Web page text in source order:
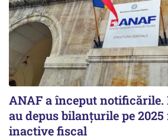
ANAF a început notificările.
au depus bilanțurile pe
inactive fiscal